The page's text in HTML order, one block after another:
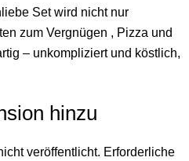
Set wird nicht nur
zum Vergnügen , Pizza und
– unkompliziert und köstlich,
hinzu
veröffentlicht. Erforderliche